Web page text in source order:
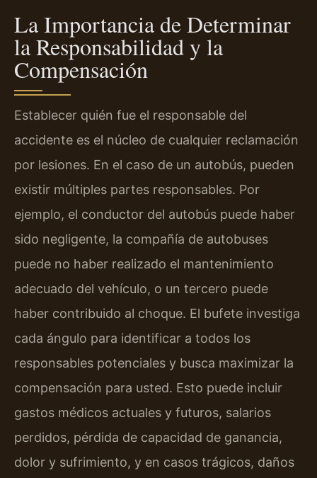
La Importancia de Determinar
la Responsabilidad y la
Compensación
Establecer quién fue el responsable del
accidente es el núcleo de cualquier reclamación
por lesiones. En el caso de un autobús, pueden
existir múltiples partes responsables. Por
ejemplo, el conductor del autobús puede haber
sido negligente, la compañía de autobuses
puede no haber realizado el mantenimiento
adecuado del vehículo, o un tercero puede
haber contribuido al choque. El bufete investiga
cada ángulo para identificar a todos los
responsables potenciales y busca maximizar la
compensación para usted. Esto puede incluir
gastos médicos actuales y futuros, salarios
perdidos, pérdida de capacidad de ganancia,
dolor y sufrimiento, y en casos trágicos, daños